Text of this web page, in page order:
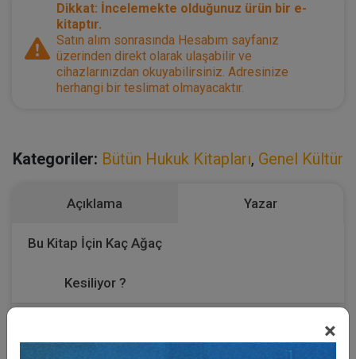
×
Dikkat: İncelemekte olduğunuz ürün bir e-
kitaptır.
Satın alım sonrasında Hesabım sayfanız
üzerinden direkt olarak ulaşabilir ve
cihazlarınızdan okuyabilirsiniz. Adresinize
herhangi bir teslimat olmayacaktır.
Kategoriler: Bütün Hukuk Kitapları, Genel Kültür
Açıklama Yazar
Bu Kitap İçin Kaç Ağaç
Kesiliyor ?
Uzunca bir süredir öykülere ara vermiştim. Yeniden başlamak
uygun olur dedim ve geçtim bilgisayarımın başına. Hem de